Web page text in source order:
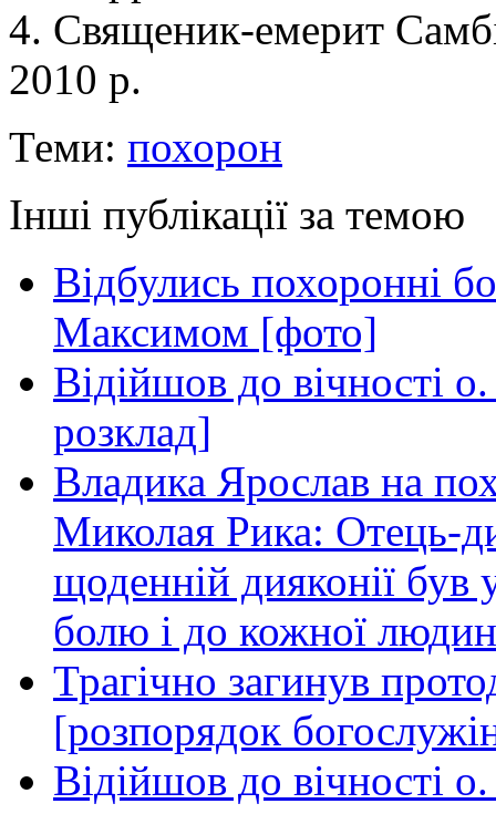
4. Священик-емерит
2010 р.
Теми: похорон
Інші публікації за темою
Відбулись похоронні
Максимом [фото]
Відійшов до вічності
розклад]
Владика Ярослав на
Миколая Рика: Отець-
щоденній дияконії
болю і до кожної
Трагічно загинув
[розпорядок
Відійшов до вічності